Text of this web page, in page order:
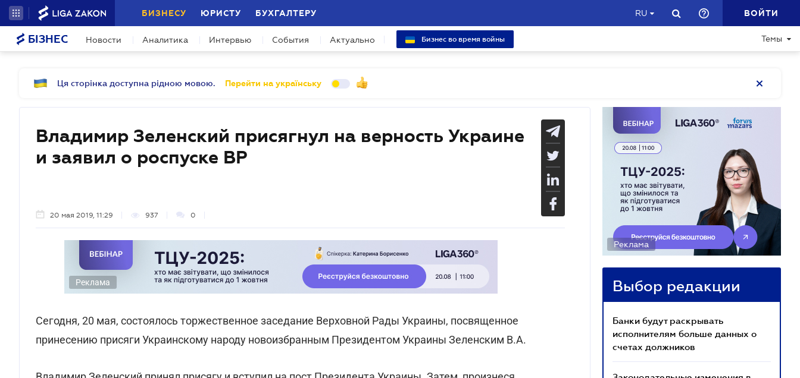
БИЗНЕСУ ЮРИСТУ БУХГАЛТЕРУ RU ВОЙТИ
БІЗНЕС Новости Аналитика Интервью События Актуально Бизнес во время войны Темы
Ця сторінка доступна рідною мовою. Перейти на українську
Владимир Зеленский присягнул на верность Украине
и заявил о роспуске ВР
20 мая 2019, 11:29 937 0
Реклама
Сегодня, 20 мая, состоялось торжественное заседание Верховной Рады Украины, посвященное
принесению присяги Украинскому народу новоизбранным Президентом Украины Зеленским В.А.
Реклама
Выбор редакции
Банки будут раскрывать
исполнителям больше данных о
счетах должников